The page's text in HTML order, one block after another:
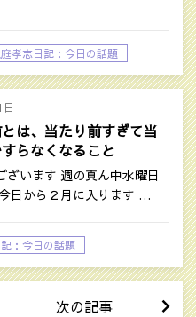
孝志日記：今日の話題
は、当たり前すぎて当
らなくなること
ざいます 週の真ん中水曜日
日から２月に入ります …
：今日の話題
次の記事